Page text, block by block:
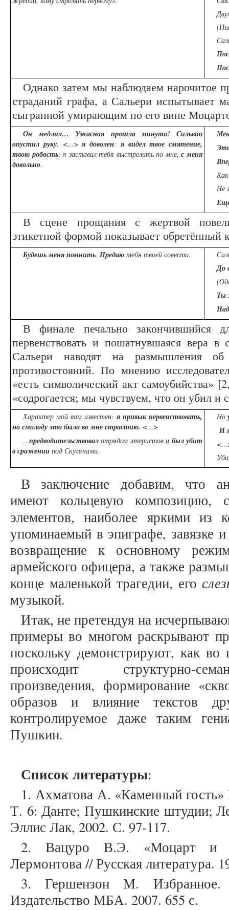
Однако затем мы наблюдаем нарочитое
страданий графа, а Сальери испытывает
сыгранной умирающим по его вине
Он медлил… Ужасная прошла минута! Сильвио
опустил руку. <…>я доволен:я видел твое смятение,
твою робость; я заставил тебя выстрелить по мне, с меня
довольно.
Не
В сцене прощания с жертвой
этикетной формой показывает обретённый
Будешь меня помнить. Предаю тебя твоей совести.
До
Ты
В финале печально закончившийся
первенствовать и пошатнувшаяся вера в
Сальери наводят на размышления
противостояний. По мнению
«есть символический акт самоубийства»
«содрогается; мы чувствуем, что он убил и
Характер мой вам известен:я привык первенствовать,
но смолоду это было во мне страстию. <…>
…предводительствовал отрядом этеристов и был убит
в сражении под Скулянами.
Но
И
В заключение добавим, что
имеют кольцевую композицию,
элементов, наиболее яркими из
упоминаемый в эпиграфе, завязке
возвращение к основному
армейского офицера, а также
конце маленькой трагедии, его
музыкой.
Итак, не претендуя на
примеры во многом раскрывают
поскольку демонстрируют, как во
происходит структурно-
произведения, формирование
образов и влияние текстов
контролируемое даже таким
Пушкин.
Список литературы:
1. Ахматова А. «Каменный
Т. 6: Данте; Пушкинские штудии;
Эллис Лак, 2002. С. 97-117.
2. Вацуро В.Э. «Моцарт и
Лермонтова // Русская литература.
3. Гершензон М.
Издательство МБА. 2007. 655 с.